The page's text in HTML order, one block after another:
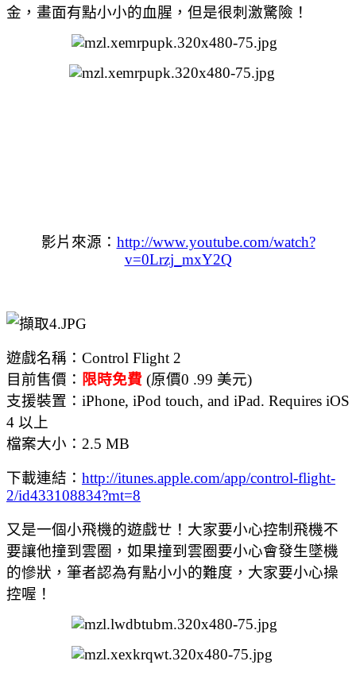
金，畫面有點小小的血腥，但是很刺激驚險！
影片來源： http://www.youtube.com/watch?
v=0Lrzj_mxY2Q
遊戲名稱：Control Flight 2
目前售價： 限時免費 (原價0 .99 美元)
支援裝置：iPhone, iPod touch, and iPad. Requires iOS
4 以上
檔案大小：2.5 MB
下載連結： http://itunes.apple.com/app/control-flight-
2/id433108834?mt=8
又是一個小飛機的遊戲ㄝ！大家要小心控制飛機不
要讓他撞到雲圈，如果撞到雲圈要小心會發生墜機
的慘狀，筆者認為有點小小的難度，大家要小心操
控喔！